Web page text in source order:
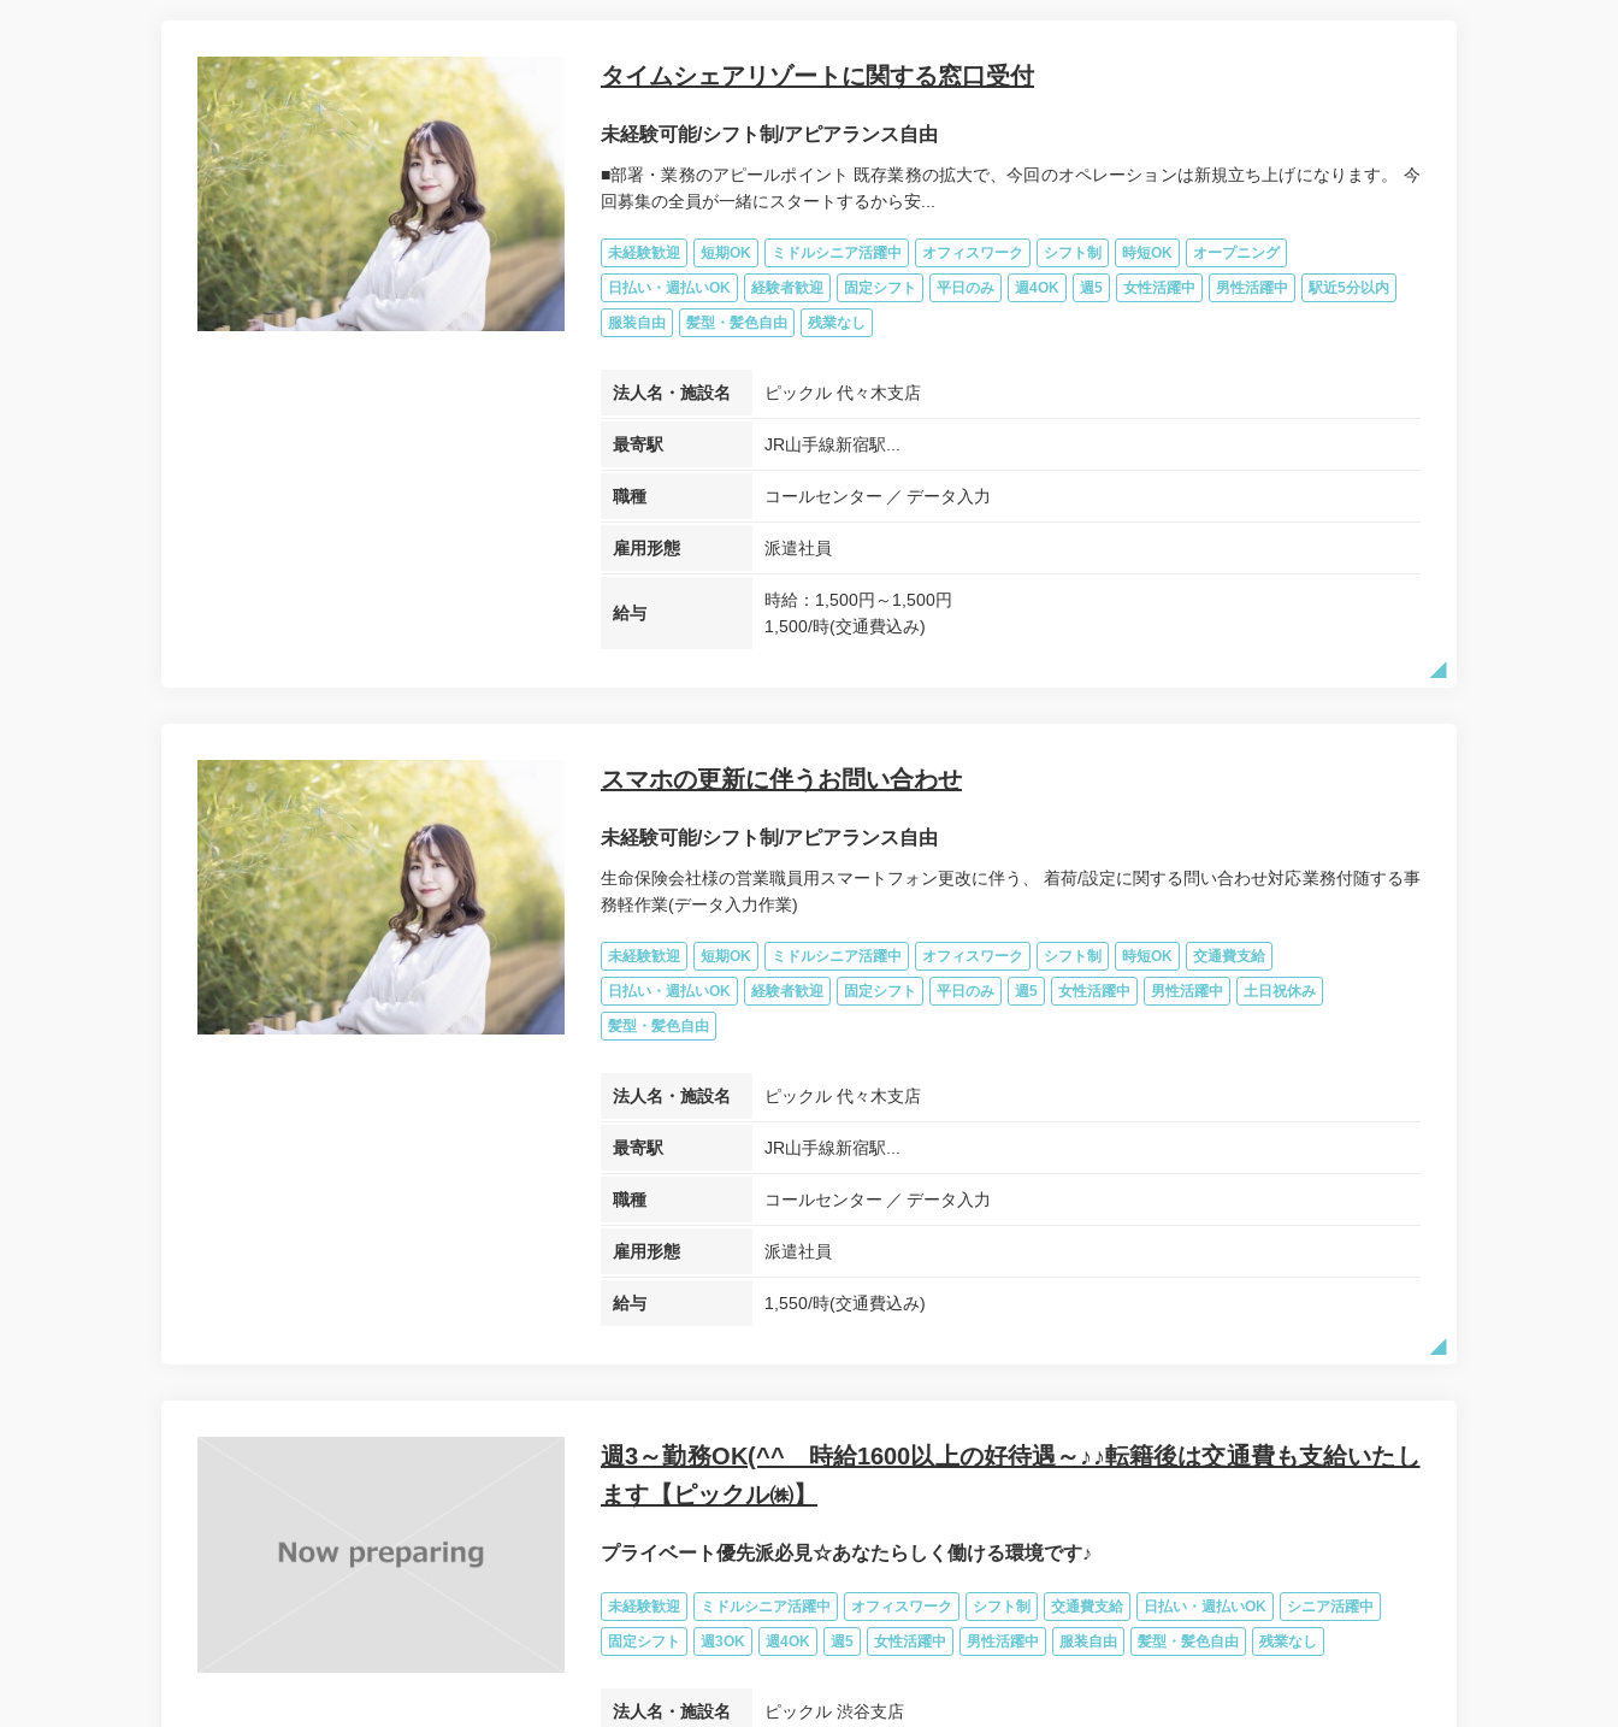
タイムシェアリゾートに関する窓口受付
未経験可能/シフト制/アピアランス自由
■部署・業務のアピールポイント 既存業務の拡大で、今回のオペレーションは新規立ち上げになります。 今
回募集の全員が一緒にスタートするから安...
未経験歓迎 短期OK ミドルシニア活躍中 オフィスワーク シフト制 時短OK オープニング
日払い・週払いOK 経験者歓迎 固定シフト 平日のみ 週4OK 週5 女性活躍中 男性活躍中 駅近5分以内
服装自由 髪型・髪色自由 残業なし
法人名・施設名 ピックル 代々木支店
最寄駅 JR山手線新宿駅...
職種 コールセンター データ入力
雇用形態 派遣社員
給与
時給：1,500円～1,500円
1,500/時(交通費込み)
スマホの更新に伴うお問い合わせ
未経験可能/シフト制/アピアランス自由
生命保険会社様の営業職員用スマートフォン更改に伴う、 着荷/設定に関する問い合わせ対応業務付随する事
務軽作業(データ入力作業)
未経験歓迎 短期OK ミドルシニア活躍中 オフィスワーク シフト制 時短OK 交通費支給
日払い・週払いOK 経験者歓迎 固定シフト 平日のみ 週5 女性活躍中 男性活躍中 土日祝休み
髪型・髪色自由
法人名・施設名 ピックル 代々木支店
最寄駅 JR山手線新宿駅...
職種 コールセンター データ入力
雇用形態 派遣社員
給与 1,550/時(交通費込み)
週3～勤務OK(^^ゞ時給1600以上の好待遇～♪♪転籍後は交通費も支給いたし
ます【ピックル㈱】
プライベート優先派必見☆あなたらしく働ける環境です♪
未経験歓迎 ミドルシニア活躍中 オフィスワーク シフト制 交通費支給 日払い・週払いOK シニア活躍中
固定シフト 週3OK 週4OK 週5 女性活躍中 男性活躍中 服装自由 髪型・髪色自由 残業なし
法人名・施設名 ピックル 渋谷支店